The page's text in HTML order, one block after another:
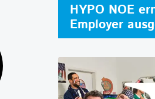
HYPO NOE
Employer